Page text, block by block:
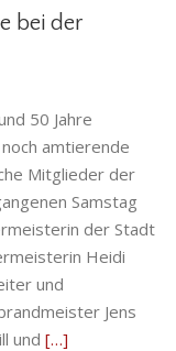
,
bei der
50 Jahre
amtierende
Mitglieder der
Samstag
der Stadt
Heidi
und
Jens
und […]